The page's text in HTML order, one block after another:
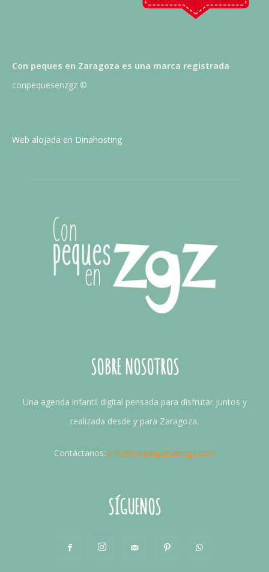
Con peques en Zaragoza es una marca registrada
conpequesenzgz ©
Web alojada en Dinahosting
SOBRE NOSOTROS
Una agenda infantil digital pensada para disfrutar juntos y
realizada desde y para Zaragoza.
Contáctanos: info@conpequesenzgz.com
SÍGUENOS